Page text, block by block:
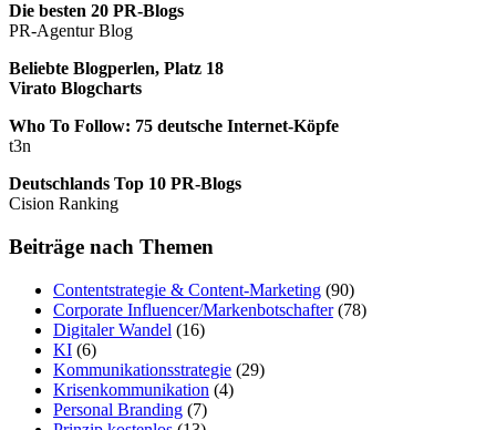
Die besten 20 PR-Blogs
PR-Agentur Blog
Beliebte Blogperlen, Platz 18
Virato Blogcharts
Who To Follow: 75 deutsche Internet-Köpfe
t3n
Deutschlands Top 10 PR-Blogs
Cision Ranking
Beiträge nach Themen
Contentstrategie & Content-Marketing (90)
Corporate Influencer/Markenbotschafter(78)
Digitaler Wandel (16)
KI (6)
Kommunikationsstrategie (29)
Krisenkommunikation (4)
Personal Branding (7)